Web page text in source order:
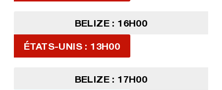
BELIZE : 16H00
ÉTATS-UNIS : 13H00
BELIZE : 17H00